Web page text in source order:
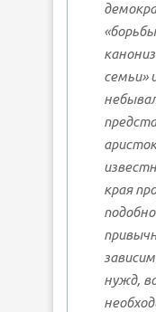
семьи»
края
нужд,